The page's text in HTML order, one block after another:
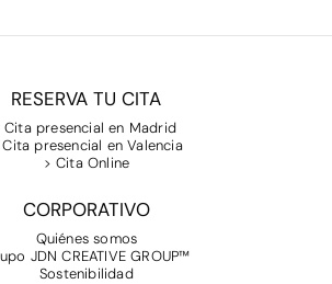
RESERVA TU CITA
Cita presencial en Madrid
Cita presencial en Valencia
> Cita Online
CORPORATIVO
Quiénes somos
JDN CREATIVE GROUP™
Sostenibilidad